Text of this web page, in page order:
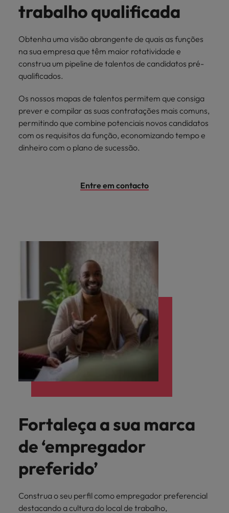
trabalho qualificada
Obtenha uma visão abrangente de quais as funções
na sua empresa que têm maior rotatividade e
construa um pipeline de talentos de candidatos pré-
qualificados.
Os nossos mapas de talentos permitem que consiga
prever e compilar as suas contratações mais comuns,
permitindo que combine potenciais novos candidatos
com os requisitos da função, economizando tempo e
dinheiro com o plano de sucessão.
Entre em contacto
Fortaleça a sua marca
de ‘empregador
preferido’
Construa o seu perfil como empregador preferencial
destacando a cultura do local de trabalho,